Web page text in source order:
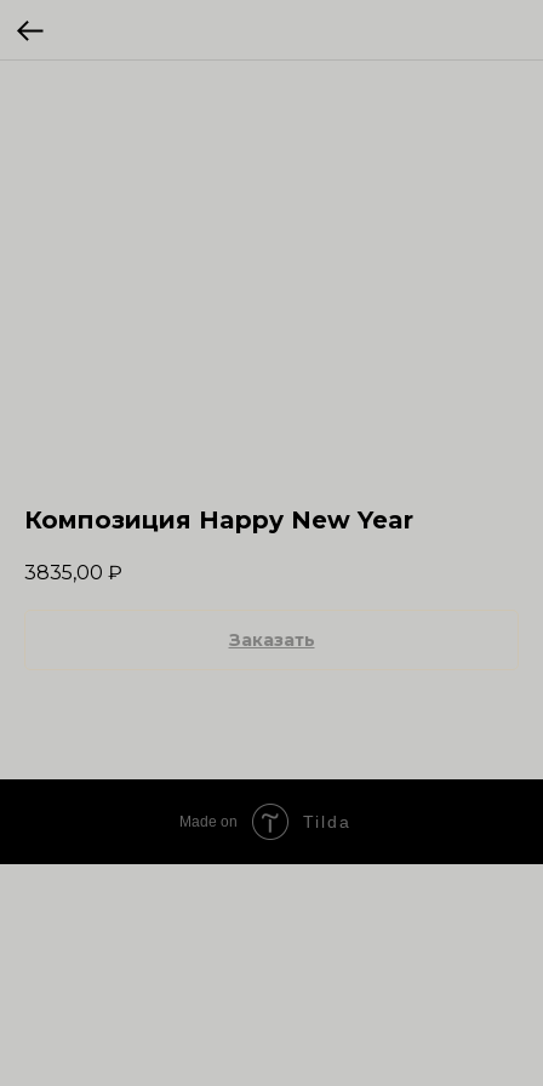
Композиция Happy New Year
3835,00 ₽
Заказать
Made on Tilda